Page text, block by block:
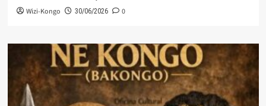
Wizi-Kongo 30/06/2026 0